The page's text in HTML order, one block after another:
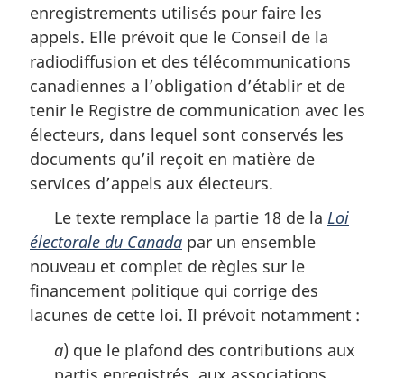
enregistrements utilisés pour faire les
appels. Elle prévoit que le Conseil de la
radiodiffusion et des télécommunications
canadiennes a l’obligation d’établir et de
tenir le Registre de communication avec les
électeurs, dans lequel sont conservés les
documents qu’il reçoit en matière de
services d’appels aux électeurs.
Le texte remplace la partie 18 de la Loi
électorale du Canada par un ensemble
nouveau et complet de règles sur le
financement politique qui corrige des
lacunes de cette loi. Il prévoit notamment :
a) que le plafond des contributions aux